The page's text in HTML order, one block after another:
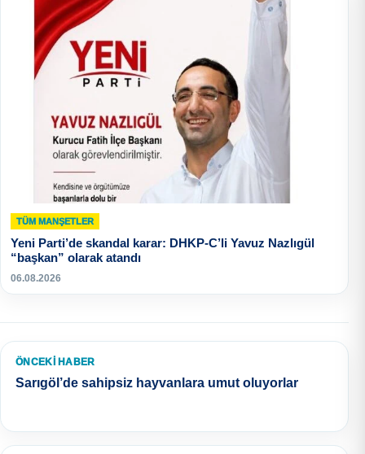
TÜM MANŞETLER
Yeni Parti’de skandal karar: DHKP-C’li Yavuz Nazlıgül
“başkan” olarak atandı
06.08.2026
ÖNCEKI HABER
Sarıgöl’de sahipsiz hayvanlara umut oluyorlar